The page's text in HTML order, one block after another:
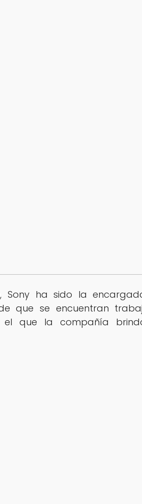
Sony ha sido la
que se encuentran
el que la compañía